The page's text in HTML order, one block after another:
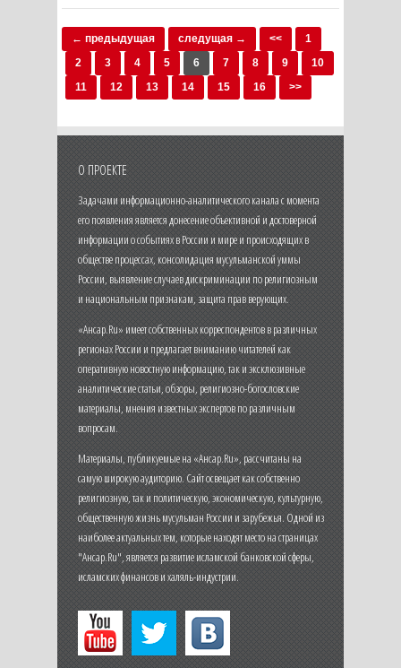
← предыдущая следущая → <<
1
2
3 4 5 6 7 8 9
10
11
12 13 14 15 16 >>
О ПРОЕКТЕ
Задачами информационно-аналитического канала с момента
его появления является донесение объективной и достоверной
информации о событиях в России и мире и происходящих в
обществе процессах, консолидация мусульманской уммы
России, выявление случаев дискриминации по религиозным
и национальным признакам, защита прав верующих.
«Ансар.Ru» имеет собственных корреспондентов в различных
регионах России и предлагает вниманию читателей как
оперативную новостную информацию, так и эксклюзивные
аналитические статьи, обзоры, религиозно-богословские
материалы, мнения известных экспертов по различным
вопросам.
Материалы, публикуемые на «Ансар.Ru», рассчитаны на
самую широкую аудиторию. Сайт освещает как собственно
религиозную, так и политическую, экономическую, культурную,
общественную жизнь мусульман России и зарубежья. Одной из
наиболее актуальных тем, которые находят место на страницах
"Ансар.Ru", является развитие исламской банковской сферы,
исламских финансов и халяль-индустрии.